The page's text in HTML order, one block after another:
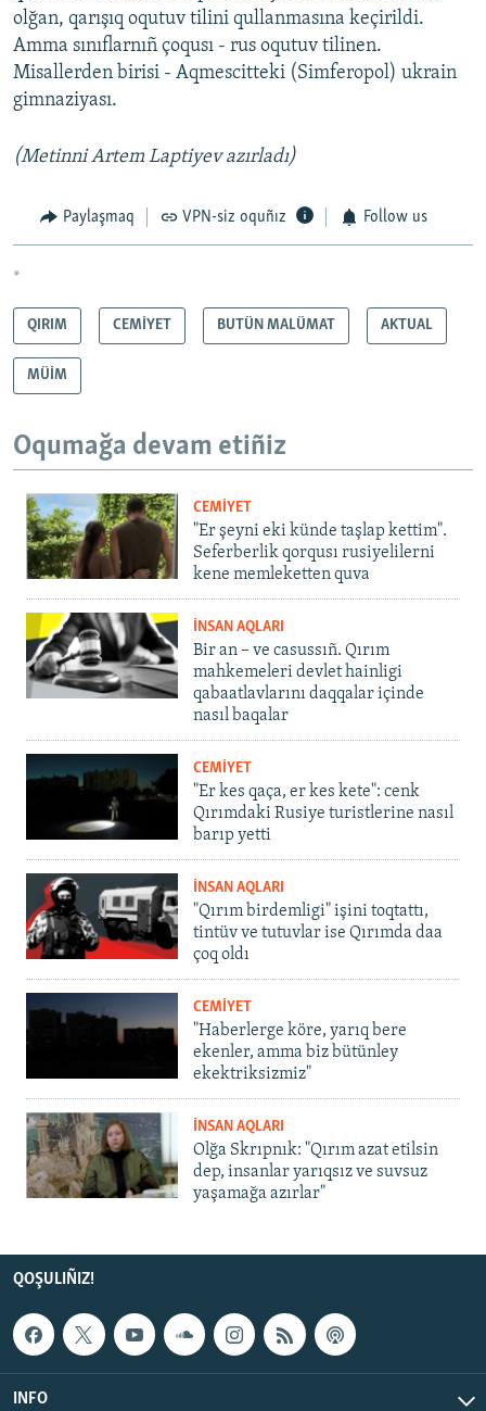
olğan, qarışıq oqutuv tilini qullanmasına keçirildi.
Amma sınıflarnıñ çoqusı - rus oqutuv tilinen.
Misallerden birisi - Aqmescitteki (Simferopol) ukrain
gimnaziyası.
(Metinni Artem Laptiyev azırladı)
Paylaşmaq VPN-siz oquñız Follow us
*
QIRIM CEMİYET BUTÜN MALÜMAT AKTUAL
MÜİM
Oqumağa devam etiñiz
CEMİYET
"Er şeyni eki künde taşlap kettim".
Seferberlik qorqusı rusiyelilerni
kene memleketten quva
İNSAN AQLARI
Bir an – ve casussıñ. Qırım
mahkemeleri devlet hainligi
qabaatlavlarını daqqalar içinde
nasıl baqalar
CEMİYET
"Er kes qaça, er kes kete": cenk
Qırımdaki Rusiye turistlerine nasıl
barıp yetti
İNSAN AQLARI
"Qırım birdemligi" işini toqtattı,
tintüv ve tutuvlar ise Qırımda daa
çoq oldı
CEMİYET
"Haberlerge köre, yarıq bere
ekenler, amma biz bütünley
ekektriksizmiz"
İNSAN AQLARI
Olğa Skrıpnık: "Qırım azat etilsin
dep, insanlar yarıqsız ve suvsuz
yaşamağa azırlar"
QOŞULIÑIZ!
INFO